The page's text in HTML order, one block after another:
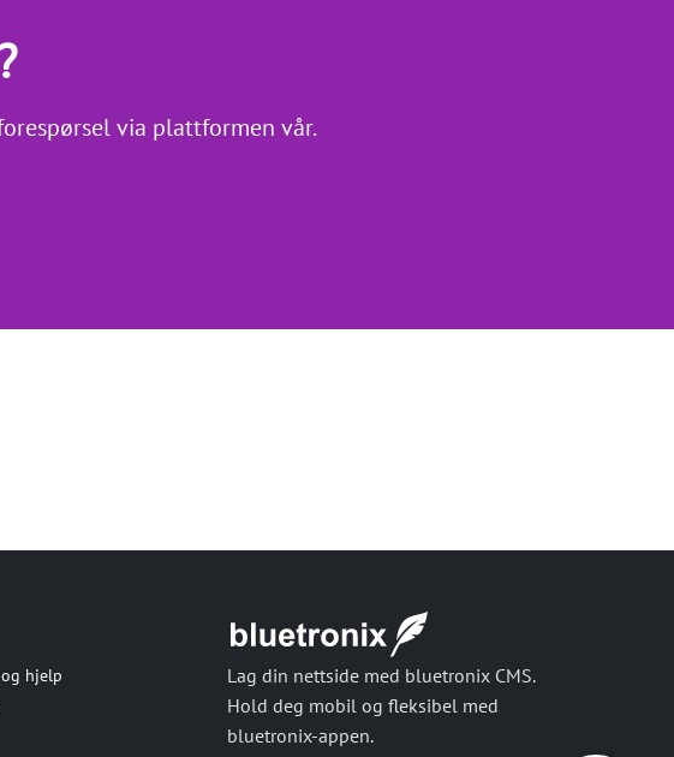
via plattformen vår.
hjelp
Lag din nettside med bluetronix CMS.
Hold deg mobil og fleksibel med
bluetronix-appen.